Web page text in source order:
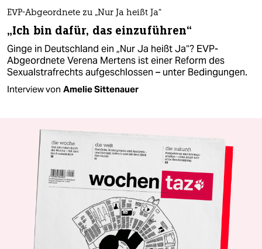
EVP-Abgeordnete zu „Nur Ja heißt Ja“
„Ich bin dafür, das einzuführen“
Ginge in Deutschland ein „Nur Ja heißt Ja“? EVP-
Abgeordnete Verena Mertens ist einer Reform des
Sexualstrafrechts aufgeschlossen – unter Bedingungen.
Interview von Amelie Sittenauer